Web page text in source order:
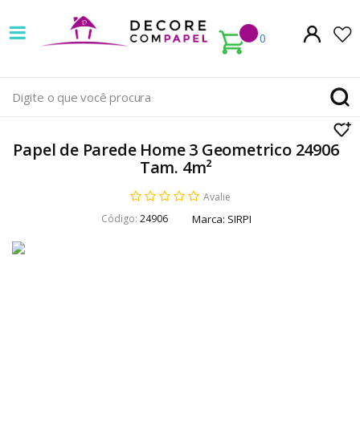
0
Decore
com
papel
é
pioneira
venda
Papel de Parede Home 3 Geometrico 24906
Tam. 4m²
Avalie
Código: 24906 Marca: SIRPI